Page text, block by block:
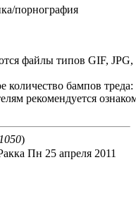
порнография
файлы типов GIF, JPG,
количество бампов треда:
рекомендуется
)
Пн 25 апреля 2011